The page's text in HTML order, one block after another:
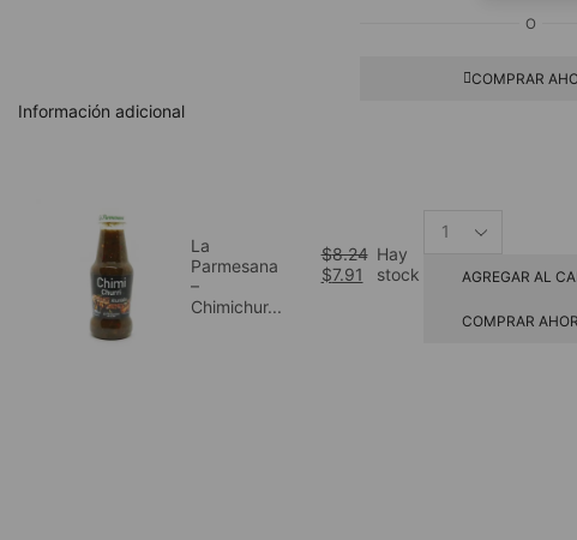
O
COMPRAR
Información adicional
La
Parmesana
–
Chimichur...
$8.24
$7.91
Hay
stock
AGREGAR AL
COMPRAR